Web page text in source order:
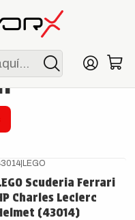
MAYORES A S/ 250
Ferrari
LEGO
Scuderia Ferrari
Charles Leclerc
(43014)